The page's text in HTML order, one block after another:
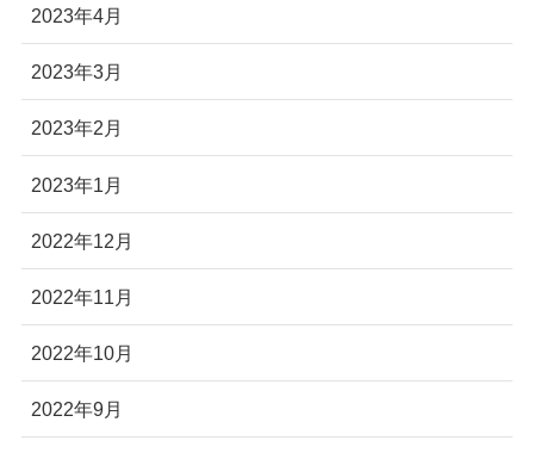
2023年4月
2023年3月
2023年2月
2023年1月
2022年12月
2022年11月
2022年10月
2022年9月